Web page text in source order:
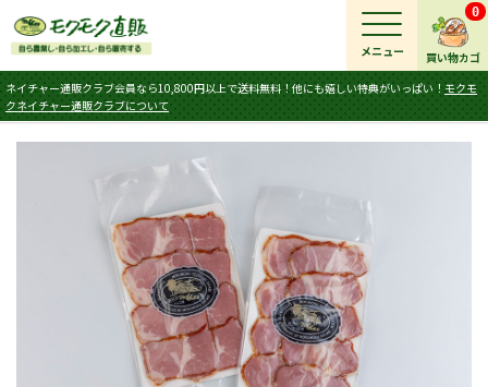
買い物カゴ
0
ネイチャー通販クラブ会員なら10,800円以上で送料無料！他にも嬉しい特典がいっぱい！ モクモ
クネイチャー通販クラブについて
メニュー